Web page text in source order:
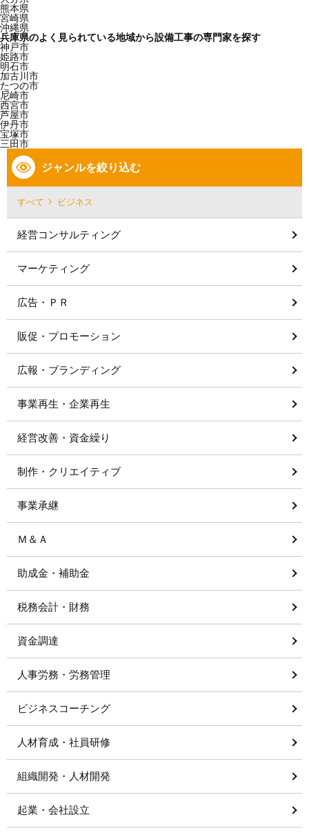
熊本県
宮崎県
沖縄県
兵庫県のよく見られている地域から設備工事の専門家を探す
神戸市
姫路市
明石市
加古川市
たつの市
尼崎市
西宮市
芦屋市
伊丹市
宝塚市
三田市
ジャンルを絞り込む
すべて ビジネス
経営コンサルティング
マーケティング
広告・ＰＲ
販促・プロモーション
広報・ブランディング
事業再生・企業再生
経営改善・資金繰り
制作・クリエイティブ
事業承継
Ｍ＆Ａ
助成金・補助金
税務会計・財務
資金調達
人事労務・労務管理
ビジネスコーチング
人材育成・社員研修
組織開発・人材開発
起業・会社設立